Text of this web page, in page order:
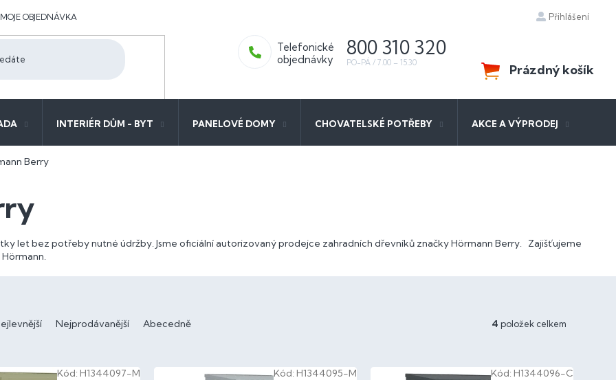
MOJE OBJEDNÁVKA Přihlášení
800 310 320
NÁKUPNÍ
KOŠÍK
Prázdný košík
INTERIÉR DŮM - BYT PANELOVÉ DOMY CHOVATELSKÉ POTŘEBY AKCE A VÝPRODEJ
Berry
let bez potřeby nutné údržby. Jsme oficiální autorizovaný prodejce zahradních dřevníků značky Hörmann Berry. Zajišťujeme
Nejprodávanější Abecedně 4 položek celkem
Kód: H1344097-M Kód: H1344095-M Kód: H1344096-C